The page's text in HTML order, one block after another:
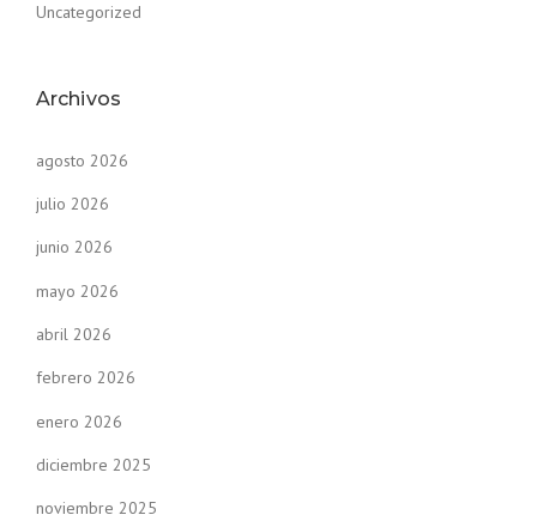
Uncategorized
Archivos
agosto 2026
julio 2026
junio 2026
mayo 2026
abril 2026
febrero 2026
enero 2026
diciembre 2025
noviembre 2025